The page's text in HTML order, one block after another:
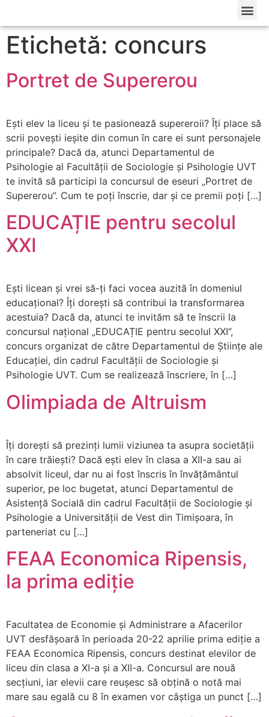
Etichetă: concurs
Portret de Supererou
Ești elev la liceu și te pasionează supereroii? Îți place să
scrii povești ieșite din comun în care ei sunt personajele
principale? Dacă da, atunci Departamentul de
Psihologie al Facultății de Sociologie și Psihologie UVT
te invită să participi la concursul de eseuri „Portret de
Supererou”. Cum te poți înscrie, dar și ce premii poți […]
EDUCAȚIE pentru secolul
XXI
Ești licean și vrei să-ți faci vocea auzită în domeniul
educațional? Îți dorești să contribui la transformarea
acestuia? Dacă da, atunci te invităm să te înscrii la
concursul național „EDUCAȚIE pentru secolul XXI”,
concurs organizat de către Departamentul de Științe ale
Educației, din cadrul Facultății de Sociologie și
Psihologie UVT. Cum se realizează înscriere, în […]
Olimpiada de Altruism
Îți dorești să prezinți lumii viziunea ta asupra societății
în care trăiești? Dacă ești elev în clasa a XII-a sau ai
absolvit liceul, dar nu ai fost înscris în învățământul
superior, pe loc bugetat, atunci Departamentul de
Asistență Socială din cadrul Facultății de Sociologie și
Psihologie a Universității de Vest din Timișoara, în
parteneriat cu […]
FEAA Economica Ripensis,
la prima ediție
Facultatea de Economie și Administrare a Afacerilor
UVT desfășoară în perioada 20-22 aprilie prima ediție a
FEAA Economica Ripensis, concurs destinat elevilor de
liceu din clasa a XI-a și a XII-a. Concursul are nouă
secțiuni, iar elevii care reușesc să obțină o notă mai
mare sau egală cu 8 în examen vor câștiga un punct […]